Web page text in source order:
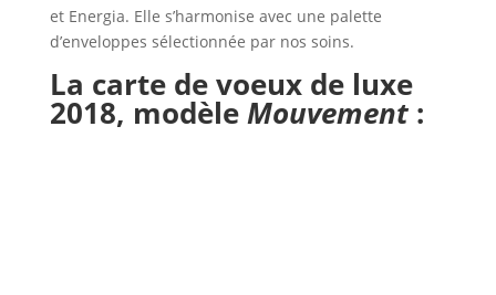
et Energia. Elle s’harmonise avec une palette
d’enveloppes sélectionnée par nos soins.
La carte de voeux de luxe
2018, modèleMouvement :